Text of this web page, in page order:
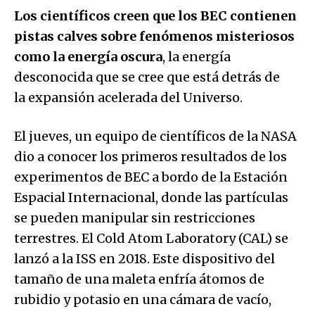
Los científicos creen que los BEC contienen
pistas calves sobre fenómenos misteriosos
como la energía oscura, la energía
desconocida que se cree que está detrás de
la expansión acelerada del Universo.
El jueves, un equipo de científicos de la NASA
dio a conocer los primeros resultados de los
experimentos de BEC a bordo de la Estación
Espacial Internacional, donde las partículas
se pueden manipular sin restricciones
terrestres. El Cold Atom Laboratory (CAL) se
lanzó a la ISS en 2018. Este dispositivo del
tamaño de una maleta enfría átomos de
rubidio y potasio en una cámara de vacío,